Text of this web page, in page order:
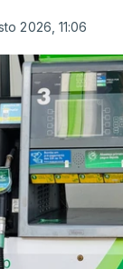
meses
repercutem
esteve
dos cereais
2026, 11:06